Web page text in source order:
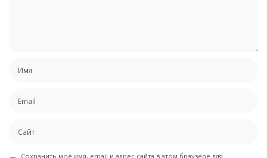
Сохранить моё имя, email и адрес сайта в этом браузере для